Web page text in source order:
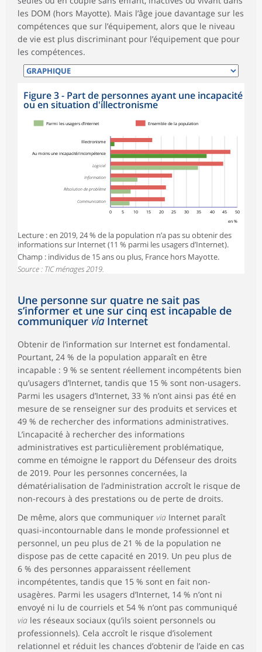
les DOM (hors Mayotte). Mais l’âge joue davantage sur les
compétences que sur l’équipement, alors que le niveau
de vie est plus discriminant pour l’équipement que pour
les compétences.
Figure 3 - Part de personnes ayant une incapacité
ou en situation d'illectronisme
0 5 10 15 20 25 30 35 40 45
50
en %
Illectronisme
Au moins une incapacité/incompétence
Logiciel
Information
Résolution de problème
Communication
Ensemble de la population
Parmi les usagers d’Internet
Lecture : en 2019, 24 % de la population n’a pas su obtenir des
informations sur Internet (11 % parmi les usagers d’Internet).
Champ : individus de 15 ans ou plus, France hors Mayotte.
Source : TIC ménages 2019.
Une personne sur quatre ne sait pas
s’informer et une sur cinq est incapable de
communiquer viaInternet
Obtenir de l’information sur Internet est fondamental.
Pourtant, 24 % de la population apparaît en être
incapable : 9 % se sentent réellement incompétents bien
qu’usagers d’Internet, tandis que 15 % sont non-usagers.
Parmi les usagers d’Internet, 33 % n’ont ainsi pas été en
mesure de se renseigner sur des produits et services et
49 % de rechercher des informations administratives.
L’incapacité à rechercher des informations
administratives est particulièrement problématique,
comme en témoigne le rapport du Défenseur des droits
de 2019. Pour les personnes concernées, la
dématérialisation de l’administration accroît le risque de
non-recours à des prestations ou de perte de droits.
De même, alors que communiquer via Internet paraît
quasi-incontournable dans le monde professionnel et
personnel, un peu plus de 21 % de la population ne
dispose pas de cette capacité en 2019. Un peu plus de
6 % des personnes apparaissent réellement
incompétentes, tandis que 15 % sont en fait non-
usagères. Parmi les usagers d’Internet, 14 % n’ont ni
envoyé ni lu de courriels et 54 % n’ont pas communiqué
via les réseaux sociaux (qu’ils soient personnels ou
professionnels). Cela accroît le risque d’isolement
relationnel et réduit les chances d’obtenir de l’aide en cas